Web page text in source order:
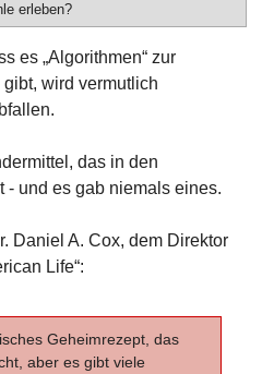
erleben?
es „Algorithmen“ zur
wird vermutlich
das in den
und es gab niemals eines.
Daniel A. Cox, dem Direktor
Life“:
Geheimrezept, das
aber es gibt viele